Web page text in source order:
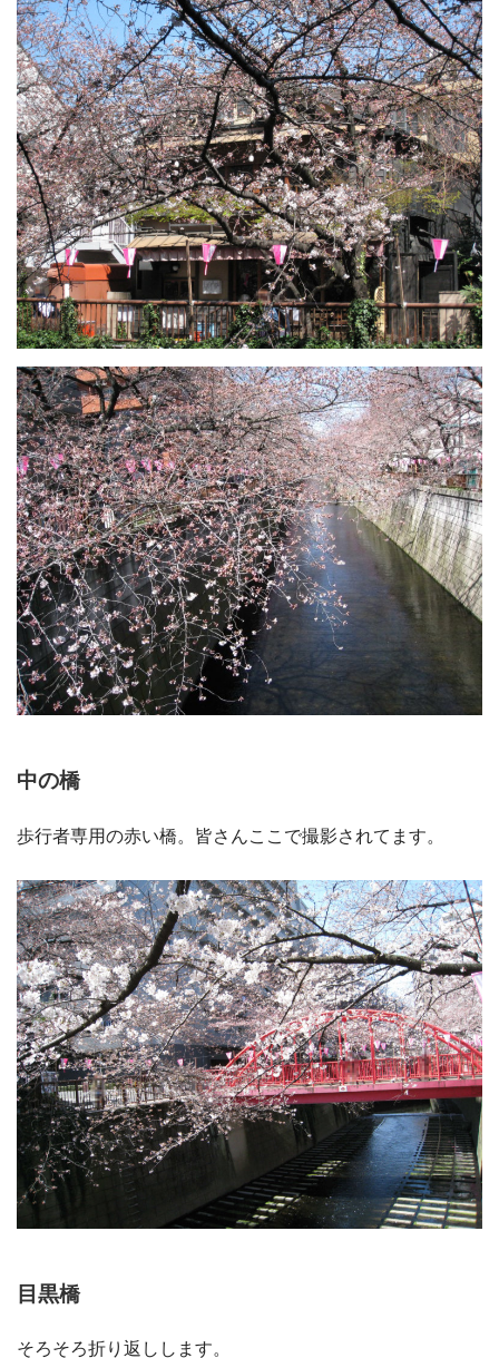
中の橋
歩行者専用の赤い橋。皆さんここで撮影されてます。
目黒橋
そろそろ折り返しします。